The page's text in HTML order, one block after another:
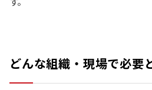
どんな組織・現場で必要